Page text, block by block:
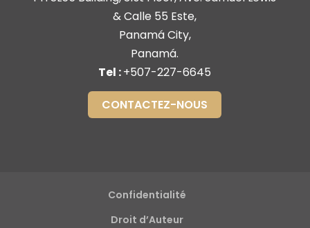
& Calle 55 Este,
Panamá City,
Panamá.
Tel :+507-227-6645
CONTACTEZ-NOUS
Confidentialité
Droit d’Auteur